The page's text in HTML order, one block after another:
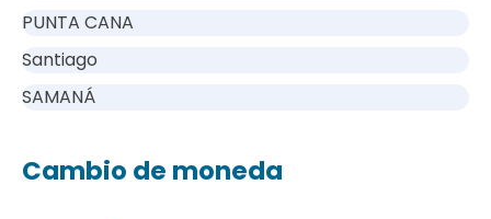
PUNTA CANA
Santiago
SAMANÁ
Cambio de moneda